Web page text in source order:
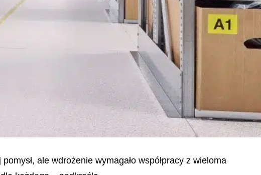
ale wdrożenie wymagało współpracy z wieloma